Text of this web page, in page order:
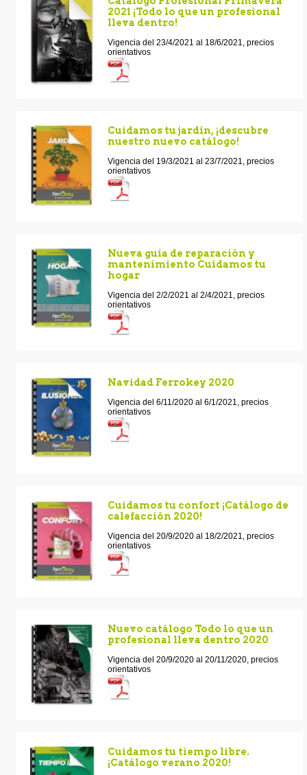
2021 ¡Todo lo que un profesional
lleva dentro!
Vigencia del 23/4/2021 al 18/6/2021, precios
orientativos
Cuidamos tu jardín, ¡descubre
nuestro nuevo catálogo!
Vigencia del 19/3/2021 al 23/7/2021, precios
orientativos
Nueva guía de reparación y
mantenimiento Cuidamos tu
hogar
Vigencia del 2/2/2021 al 2/4/2021, precios
orientativos
Navidad Ferrokey 2020
Vigencia del 6/11/2020 al 6/1/2021, precios
orientativos
Cuidamos tu confort ¡Catálogo de
calefacción 2020!
Vigencia del 20/9/2020 al 18/2/2021, precios
orientativos
Nuevo catálogo Todo lo que un
profesional lleva dentro 2020
Vigencia del 20/9/2020 al 20/11/2020, precios
orientativos
Cuidamos tu tiempo libre.
¡Catálogo verano 2020!